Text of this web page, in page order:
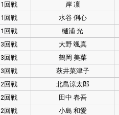
1回戦 岸 凜
1回戦 水谷 俐心
1回戦 樋浦 光
3回戦 大野 颯真
3回戦 鶴岡 美菜
3回戦 萩井菜津子
2回戦 北島涼太郎
2回戦 田中 春吾
2回戦 小島 和愛